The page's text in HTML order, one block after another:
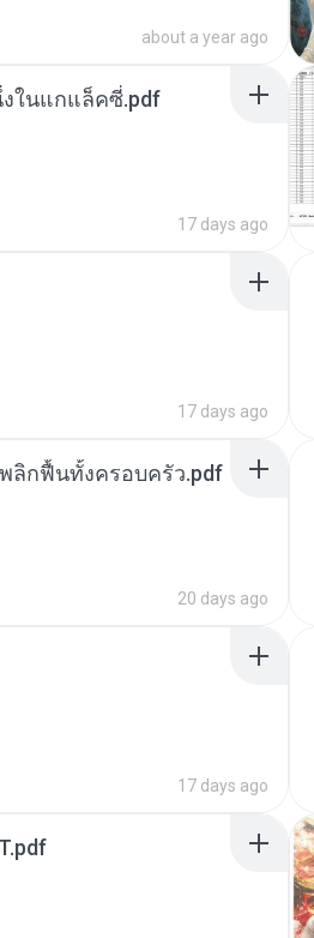
about a year ago
งในแกแล็คซี่.pdf
17 days ago
17 days ago
ลิกฟื้นทั้งครอบครัว.pdf
20 days ago
17 days ago